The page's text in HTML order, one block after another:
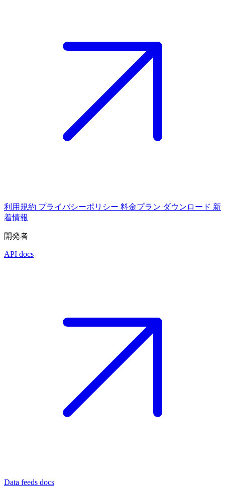
利用規約 プライバシーポリシー 料金プラン ダウンロード 新
着情報
開発者
API docs
Data feeds docs